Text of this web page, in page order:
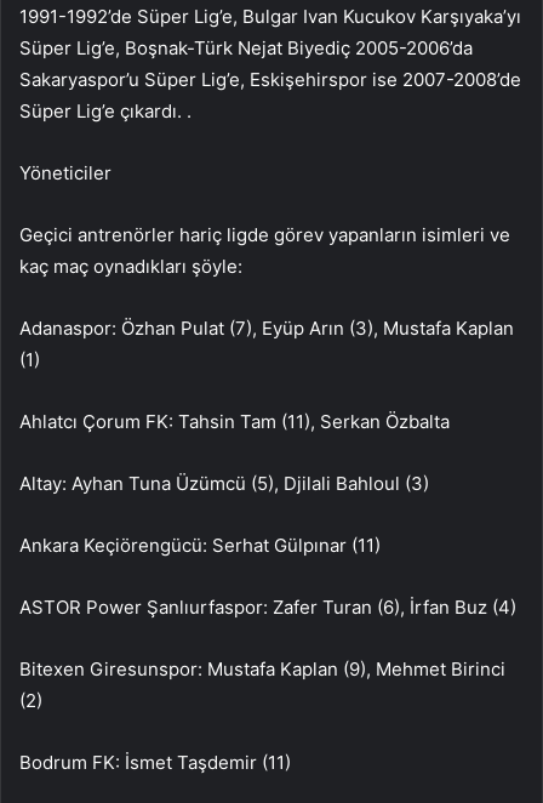
1991-1992’de Süper Lig’e, Bulgar Ivan Kucukov Karşıyaka’yı
Süper Lig’e, Boşnak-Türk Nejat Biyediç 2005-2006’da
Sakaryaspor’u Süper Lig’e, Eskişehirspor ise 2007-2008’de
Süper Lig’e çıkardı. .
Yöneticiler
Geçici antrenörler hariç ligde görev yapanların isimleri ve
kaç maç oynadıkları şöyle:
Adanaspor: Özhan Pulat (7), Eyüp Arın (3), Mustafa Kaplan
(1)
Ahlatcı Çorum FK: Tahsin Tam (11), Serkan Özbalta
Altay: Ayhan Tuna Üzümcü (5), Djilali Bahloul (3)
Ankara Keçiörengücü: Serhat Gülpınar (11)
ASTOR Power Şanlıurfaspor: Zafer Turan (6), İrfan Buz (4)
Bitexen Giresunspor: Mustafa Kaplan (9), Mehmet Birinci
(2)
Bodrum FK: İsmet Taşdemir (11)